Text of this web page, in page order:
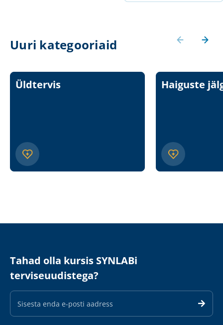
Uuri kategooriaid
Üldtervis Haiguste
Tahad olla kursis SYNLABi
terviseuudistega?
E-
maili
aadress